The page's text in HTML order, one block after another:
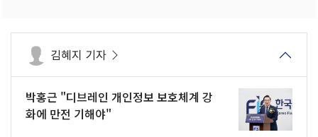
김혜지 기자
박홍근 "디브레인 개인정보 보호체계 강
화에 만전 기해야"